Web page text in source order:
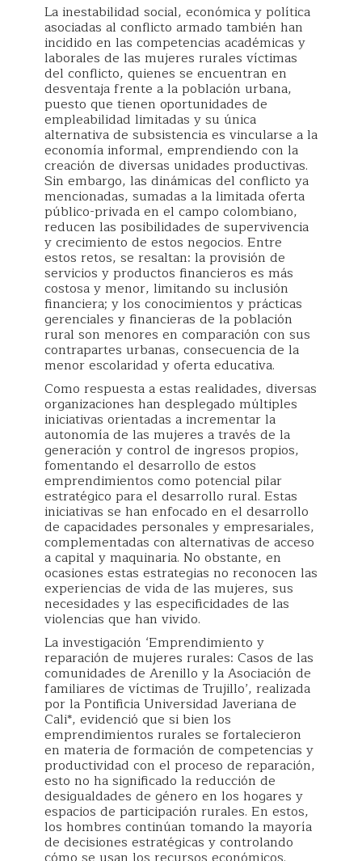
La inestabilidad social, económica y política
asociadas al conflicto armado también han
incidido en las competencias académicas y
laborales de las mujeres rurales víctimas
del conflicto, quienes se encuentran en
desventaja frente a la población urbana,
puesto que tienen oportunidades de
empleabilidad limitadas y su única
alternativa de subsistencia es vincularse a la
economía informal, emprendiendo con la
creación de diversas unidades productivas.
Sin embargo, las dinámicas del conflicto ya
mencionadas, sumadas a la limitada oferta
público-privada en el campo colombiano,
reducen las posibilidades de supervivencia
y crecimiento de estos negocios. Entre
estos retos, se resaltan: la provisión de
servicios y productos financieros es más
costosa y menor, limitando su inclusión
financiera; y los conocimientos y prácticas
gerenciales y financieras de la población
rural son menores en comparación con sus
contrapartes urbanas, consecuencia de la
menor escolaridad y oferta educativa.
Como respuesta a estas realidades, diversas
organizaciones han desplegado múltiples
iniciativas orientadas a incrementar la
autonomía de las mujeres a través de la
generación y control de ingresos propios,
fomentando el desarrollo de estos
emprendimientos como potencial pilar
estratégico para el desarrollo rural. Estas
iniciativas se han enfocado en el desarrollo
de capacidades personales y empresariales,
complementadas con alternativas de acceso
a capital y maquinaria. No obstante, en
ocasiones estas estrategias no reconocen las
experiencias de vida de las mujeres, sus
necesidades y las especificidades de las
violencias que han vivido.
La investigación ‘Emprendimiento y
reparación de mujeres rurales: Casos de las
comunidades de Arenillo y la Asociación de
familiares de víctimas de Trujillo’, realizada
por la Pontificia Universidad Javeriana de
Cali*, evidenció que si bien los
emprendimientos rurales se fortalecieron
en materia de formación de competencias y
productividad con el proceso de reparación,
esto no ha significado la reducción de
desigualdades de género en los hogares y
espacios de participación rurales. En estos,
los hombres continúan tomando la mayoría
de decisiones estratégicas y controlando